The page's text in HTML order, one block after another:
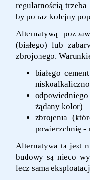
regularnością
by po raz kolejny
Alternatywą
(białego) lub
zbrojonego.
białego
żądany kolor)
zbrojenia
powierzchnię -
Alternatywa ta jest
budowy są nieco
lecz sama